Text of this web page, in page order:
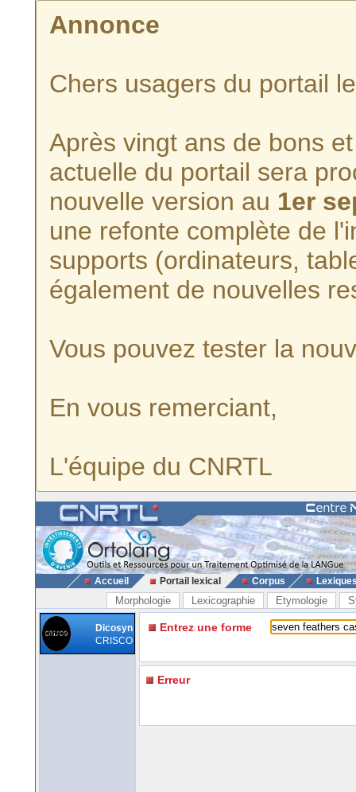
Annonce
Chers usagers du portail
Après vingt ans de bons
actuelle du portail sera
nouvelle version au 1er
une refonte complète de
supports (ordinateurs,
également de nouvelles
Vous pouvez tester la
En vous remerciant,
L'équipe du CNRTL
Accueil Portail lexical Corpus
Morphologie Lexicographie Etymologie
Dicosyn
CRISCO
Entrez une forme
Erreur